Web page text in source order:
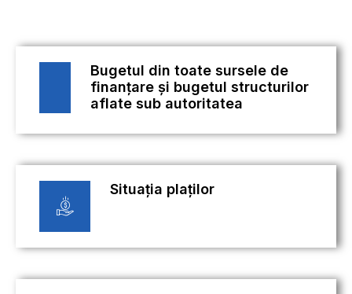
Bugetul din toate sursele de
finanțare și bugetul structurilor
aflate sub autoritatea
Situația plaților